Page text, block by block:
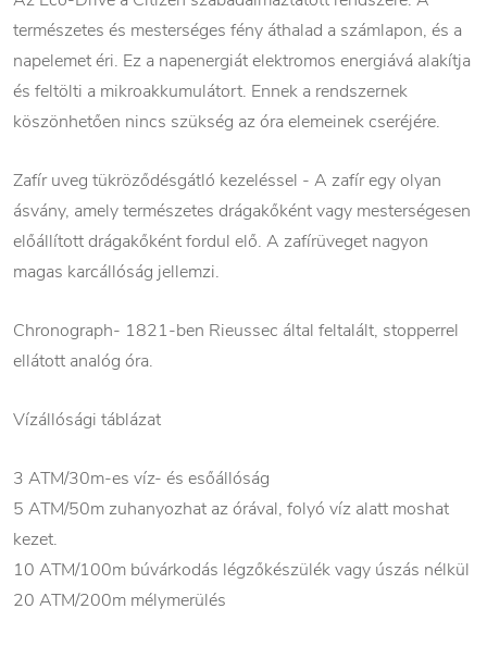
természetes és mesterséges fény áthalad a számlapon, és a
napelemet éri. Ez a napenergiát elektromos energiává alakítja
és feltölti a mikroakkumulátort. Ennek a rendszernek
köszönhetően nincs szükség az óra elemeinek cseréjére.
Zafír uveg tükröződésgátló kezeléssel - A zafír egy olyan
ásvány, amely természetes drágakőként vagy mesterségesen
előállított drágakőként fordul elő. A zafírüveget nagyon
magas karcállóság jellemzi.
Chronograph- 1821-ben Rieussec által feltalált, stopperrel
ellátott analóg óra.
Vízállósági táblázat
3 ATM/30m-es víz- és esőállóság
5 ATM/50m zuhanyozhat az órával, folyó víz alatt moshat
kezet.
10 ATM/100m búvárkodás légzőkészülék vagy úszás nélkül
20 ATM/200m mélymerülés